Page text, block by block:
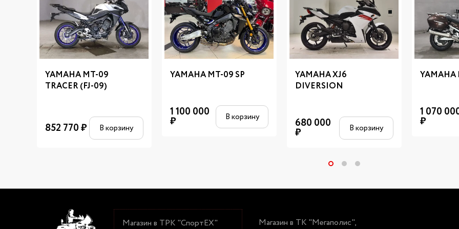
YAMAHA MT-09
TRACER (FJ-09)
852 770₽ В корзину
YAMAHA MT-09 SP
1 100 000
₽ В корзину
YAMAHA XJ6
DIVERSION
680 000
₽ В корзину
YAMAHA
1 070
₽
Магазин в ТРК "СпортЕХ"
Магазин в ТК "Мегаполис",